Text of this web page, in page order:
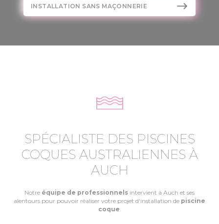
INSTALLATION SANS MAÇONNERIE
SPÉCIALISTE DES PISCINES
COQUES AUSTRALIENNES À
AUCH
Notre équipe de professionnels intervient à Auch et ses
alentours pour pouvoir réaliser votre projet d'installation de piscine
coque.